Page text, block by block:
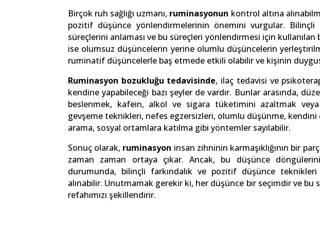
Birçok ruh sağlığı uzmanı, ruminasyonun kontrol altına
pozitif düşünce yönlendirmelerinin önemini vurgular. Bilinçli
süreçlerini anlaması ve bu süreçleri yönlendirmesi için
ise olumsuz düşüncelerin yerine olumlu düşüncelerin
ruminatif düşüncelerle baş etmede etkili olabilir ve kişinin
Ruminasyon bozukluğu tedavisinde, ilaç tedavisi ve
kendine yapabileceği bazı şeyler de vardır. Bunlar arasında,
beslenmek, kafein, alkol ve sigara tüketimini azaltmak
gevşeme teknikleri, nefes egzersizleri, olumlu düşünme,
arama, sosyal ortamlara katılma gibi yöntemler sayılabilir.
Sonuç olarak, ruminasyon insan zihninin karmaşıklığının bir
zaman zaman ortaya çıkar. Ancak, bu düşünce
durumunda, bilinçli farkındalık ve pozitif düşünce
alınabilir. Unutmamak gerekir ki, her düşünce bir seçimdir ve bu
refahımızı şekillendirir.